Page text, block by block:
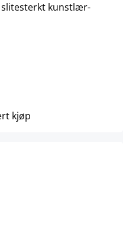
slitesterkt kunstlær-
kjøp